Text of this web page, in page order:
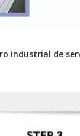
industrial de